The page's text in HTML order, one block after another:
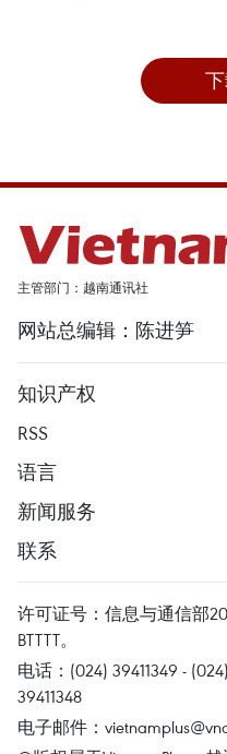
主管部门：越南通讯社
网站总编辑：陈进笋
知识产权
RSS
语言
新闻服务
联系
许可证号：信息与通信部
BTTTT。
电话：(024) 39411349 -
39411348
电子邮件：